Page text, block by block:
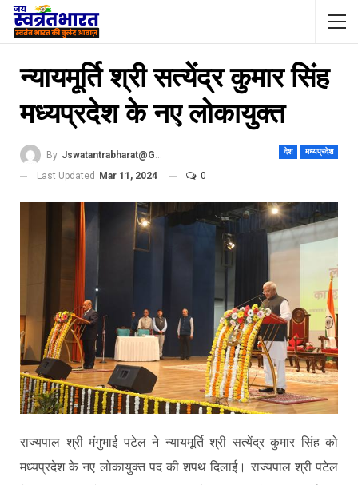
न्यायमूर्ति श्री सत्येंद्र कुमार सिंह
मध्यप्रदेश के नए लोकायुक्त
देश मध्यप्रदेश
By Jswatantrabharat@gmail.com
Last Updated Mar 11, 2024 0
राज्यपाल श्री मंगुभाई पटेल ने न्यायमूर्ति श्री सत्येंद्र कुमार सिंह को
मध्यप्रदेश के नए लोकायुक्त पद की शपथ दिलाई। राज्यपाल श्री पटेल